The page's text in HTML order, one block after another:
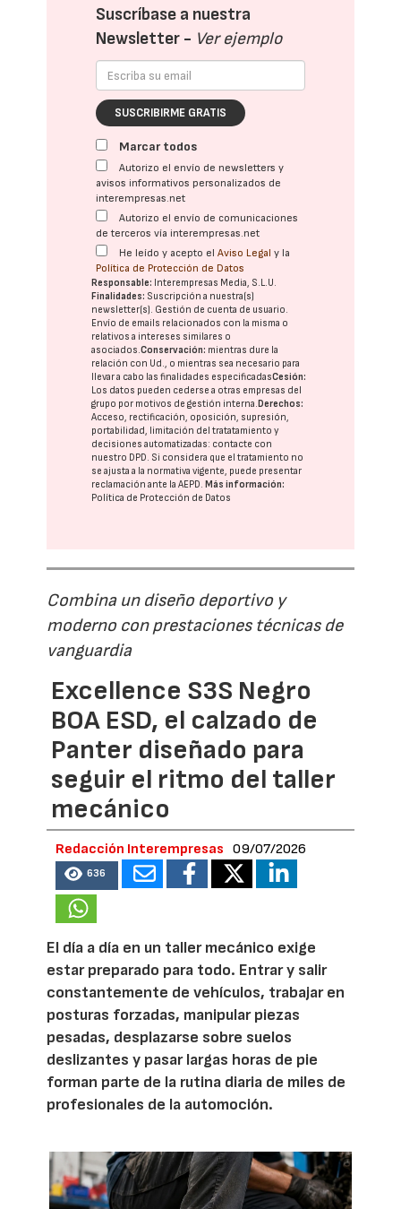
Suscríbase a nuestra
Newsletter - Ver ejemplo
SUSCRIBIRME GRATIS
Marcar todos
Autorizo el envío de newsletters y
avisos informativos personalizados de
interempresas.net
Autorizo el envío de comunicaciones
de terceros vía interempresas.net
He leído y acepto elAviso Legal y la
Política de Protección de Datos
Responsable: Interempresas Media, S.L.U.
Finalidades: Suscripción a nuestra(s)
newsletter(s). Gestión de cuenta de usuario.
Envío de emails relacionados con la misma o
relativos a intereses similares o
asociados.Conservación: mientras dure la
relación con Ud., o mientras sea necesario para
llevar a cabo las finalidades especificadasCesión:
Los datos pueden cederse a otras empresas del
grupo por motivos de gestión interna. Derechos:
Acceso, rectificación, oposición, supresión,
portabilidad, limitación del tratatamiento y
decisiones automatizadas: contacte con
nuestro DPD. Si considera que el tratamiento no
se ajusta a la normativa vigente, puede presentar
reclamación ante laAEPD. Más información:
Política de Protección de Datos
Combina un diseño deportivo y
moderno con prestaciones técnicas de
vanguardia
Excellence S3S Negro
BOA ESD, el calzado de
Panter diseñado para
seguir el ritmo del taller
mecánico
Redacción Interempresas 09/07/2026
636
El día a día en un taller mecánico exige
estar preparado para todo. Entrar y salir
constantemente de vehículos, trabajar en
posturas forzadas, manipular piezas
pesadas, desplazarse sobre suelos
deslizantes y pasar largas horas de pie
forman parte de la rutina diaria de miles de
profesionales de la automoción.